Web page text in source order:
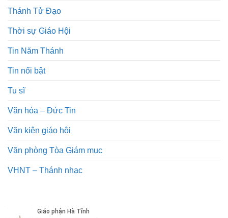
Thánh Tử Đạo
Thời sự Giáo Hội
Tin Năm Thánh
Tin nổi bật
Tu sĩ
Văn hóa – Đức Tin
Văn kiện giáo hội
Văn phòng Tòa Giám mục
VHNT – Thánh nhạc